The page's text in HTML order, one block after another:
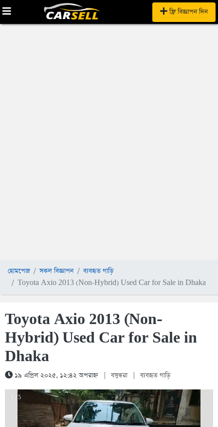
ফ্রি বিজ্ঞাপন দিন
হোমপেজ সকল বিজ্ঞাপন
ব্যবহৃত গাড়ি
Toyota Axio 2013 (Non-Hybrid) Used Car for Sale in Dhaka
Toyota Axio 2013 (Non-
Hybrid) Used Car for Sale in
Dhaka
১৯ এপ্রিল ২০২৫, ১২:৪২ অপরাহ্ন বসুন্ধরা ব্যবহৃত গাড়ি
1 / 5